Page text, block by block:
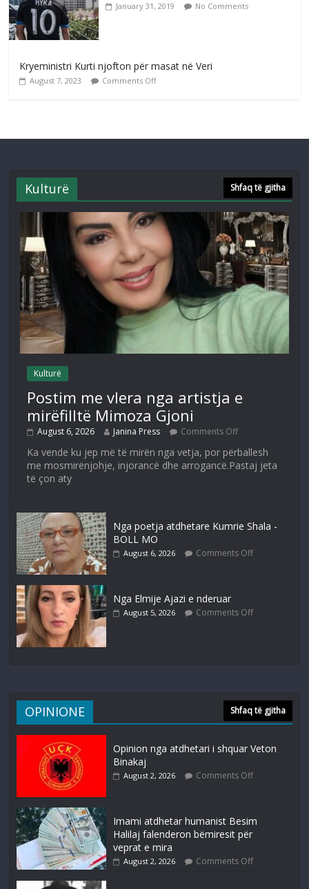
January 31, 2019 No Comments
Kryeministri Kurti njofton për masat në Veri
August 7, 2023 Comments Off
Kulturë Shfaq të gjitha
Kulturë
Postim me vlera nga artistja e
mirëfilltë Mimoza Gjoni
August 6, 2026 Janina Press Comments Off
Ka vende ku jep më të mirën nga vetja, por përballesh
me mosmirënjohje, injorancë dhe arrogancë.Pastaj jeta
të çon aty
Nga poetja atdhetare Kumrie Shala -
BOLL MO
August 6, 2026 Comments Off
Nga Elmije Ajazi e nderuar
August 5, 2026 Comments Off
OPINIONE Shfaq të gjitha
Opinion nga atdhetari i shquar Veton
Binakaj
August 2, 2026 Comments Off
Imami atdhetar humanist Besim
Halilaj falenderon bëmiresit për
veprat e mira
August 2, 2026 Comments Off